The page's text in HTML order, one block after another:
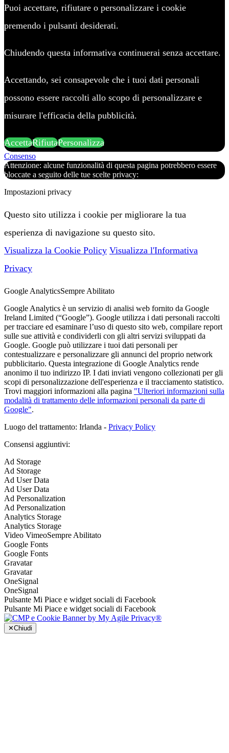
Puoi accettare, rifiutare o personalizzare i cookie
premendo i pulsanti desiderati.
Chiudendo questa informativa continuerai senza accettare.
Accettando, sei consapevole che i tuoi dati personali
possono essere raccolti allo scopo di personalizzare e
misurare l'efficacia della pubblicità.
AccettaRifiutaPersonalizza
Consenso
Attenzione: alcune funzionalità di questa pagina potrebbero essere
bloccate a seguito delle tue scelte privacy:
Impostazioni privacy
Questo sito utilizza i cookie per migliorare la tua
esperienza di navigazione su questo sito.
Visualizza la Cookie Policy Visualizza l'Informativa
Privacy
Google AnalyticsSempre Abilitato
Google Analytics è un servizio di analisi web fornito da Google
Ireland Limited (“Google”). Google utilizza i dati personali raccolti
per tracciare ed esaminare l’uso di questo sito web, compilare report
sulle sue attività e condividerli con gli altri servizi sviluppati da
Google. Google può utilizzare i tuoi dati personali per
contestualizzare e personalizzare gli annunci del proprio network
pubblicitario. Questa integrazione di Google Analytics rende
anonimo il tuo indirizzo IP. I dati inviati vengono collezionati per gli
scopi di personalizzazione dell'esperienza e il tracciamento statistico.
Trovi maggiori informazioni alla pagina "Ulteriori informazioni sulla
modalità di trattamento delle informazioni personali da parte di
Google".
Luogo del trattamento: Irlanda - Privacy Policy
Consensi aggiuntivi:
Ad Storage
Ad Storage
Ad User Data
Ad User Data
Ad Personalization
Ad Personalization
Analytics Storage
Analytics Storage
Video VimeoSempre Abilitato
Google Fonts
Google Fonts
Gravatar
Gravatar
OneSignal
OneSignal
Pulsante Mi Piace e widget sociali di Facebook
Pulsante Mi Piace e widget sociali di Facebook
✕Chiudi